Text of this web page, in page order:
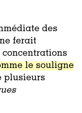
des
ferait
le souligne
plusieurs